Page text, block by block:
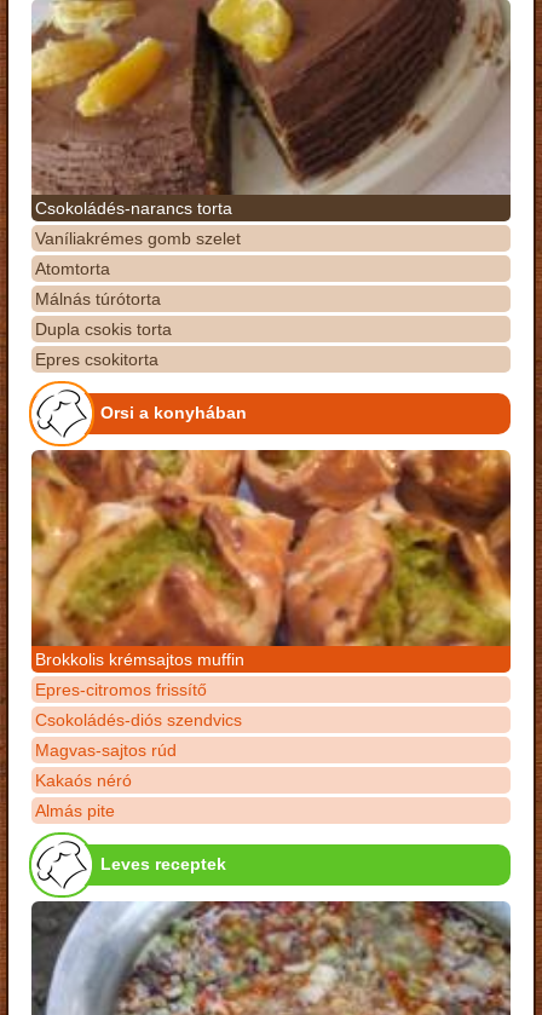
Csokoládés-narancs torta
Vaníliakrémes gomb szelet
Atomtorta
Málnás túrótorta
Dupla csokis torta
Epres csokitorta
Orsi a konyhában
Brokkolis krémsajtos muffin
Epres-citromos frissítő
Csokoládés-diós szendvics
Magvas-sajtos rúd
Kakaós néró
Almás pite
Leves receptek